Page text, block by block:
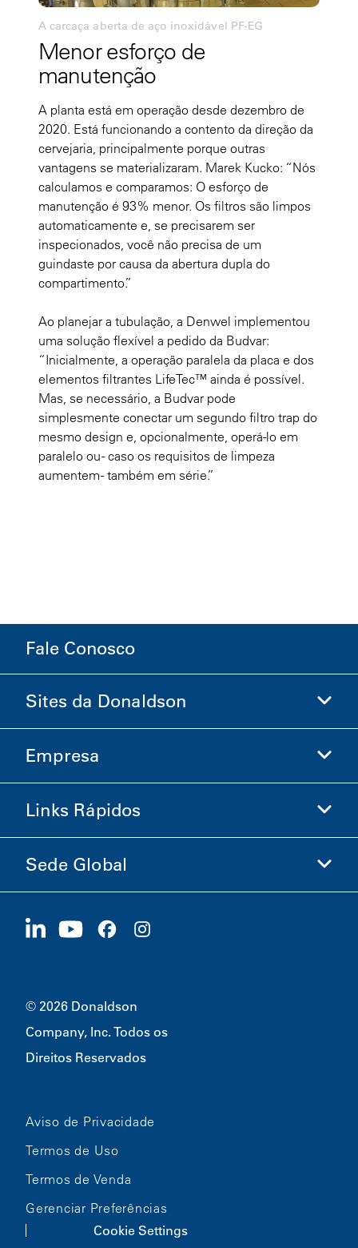
A carcaça aberta de aço inoxidável PF-EG
Menor esforço de
manutenção
A planta está em operação desde dezembro de
2020. Está funcionando a contento da direção da
cervejaria, principalmente porque outras
vantagens se materializaram. Marek Kucko: “Nós
calculamos e comparamos: O esforço de
manutenção é 93% menor. Os filtros são limpos
automaticamente e, se precisarem ser
inspecionados, você não precisa de um
guindaste por causa da abertura dupla do
compartimento.”
Ao planejar a tubulação, a Denwel implementou
uma solução flexível a pedido da Budvar:
“Inicialmente, a operação paralela da placa e dos
elementos filtrantes LifeTec™ ainda é possível.
Mas, se necessário, a Budvar pode
simplesmente conectar um segundo filtro trap do
mesmo design e, opcionalmente, operá-lo em
paralelo ou - caso os requisitos de limpeza
aumentem - também em série.”
Fale Conosco
Sites da Donaldson
Donaldson Life Sciences
Empresa
Informações sobre a Empresa
Carreiras
Links Rápidos
Investidores
Sustentabilidade
Sede Global
1400 W 94th Street
© 2026 Donaldson
Company, Inc. Todos os
Direitos Reservados
Aviso de Privacidade
Termos de Uso
Termos de Venda
Gerenciar Preferências
Cookie Settings